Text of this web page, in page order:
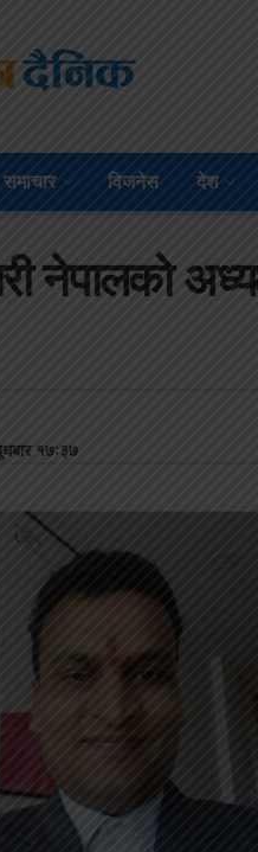
समाचार विजनेस देश
नेपालको
१७:३७